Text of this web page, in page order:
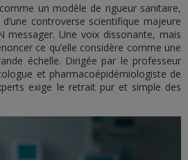
un modèle de rigueur sanitaire,
controverse scientifique majeure
messager. Une voix dissonante, mais
ce qu’elle considère comme une
échelle. Dirigée par le professeur
et pharmacoépidémiologiste de
exige le retrait pur et simple des